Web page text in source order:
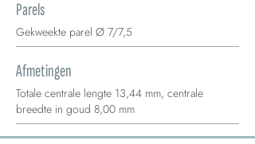
Parels
Gekweekte parel Ø 7/7,5
Afmetingen
Totale centrale lengte 13,44 mm, centrale
breedte in goud 8,00 mm